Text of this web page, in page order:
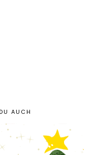
AUCH